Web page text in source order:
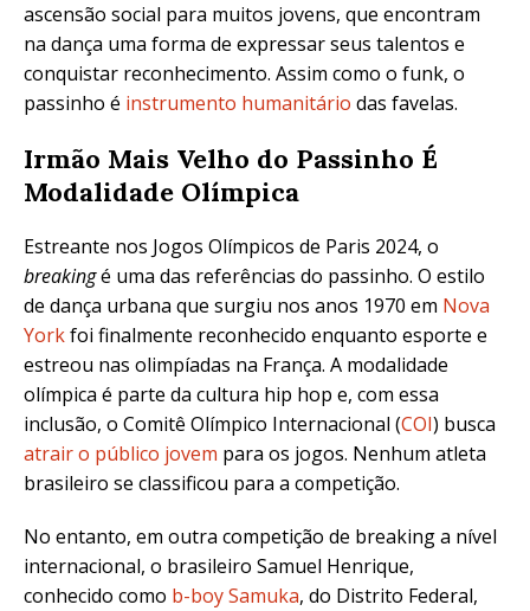
ascensão social para muitos jovens, que encontram
na dança uma forma de expressar seus talentos e
conquistar reconhecimento. Assim como o funk, o
passinho é instrumento humanitário das favelas.
Irmão Mais Velho do Passinho É
Modalidade Olímpica
Estreante nos Jogos Olímpicos de Paris 2024, o
breakingé uma das referências do passinho. O estilo
de dança urbana que surgiu nos anos 1970 em Nova
Yorkfoi finalmente reconhecido enquanto esporte e
estreou nas olimpíadas na França. A modalidade
olímpica é parte da cultura hip hop e, com essa
inclusão, o Comitê Olímpico Internacional (COI) busca
atrair o público jovem para os jogos. Nenhum atleta
brasileiro se classificou para a competição.
No entanto, em outra competição de breaking a nível
internacional, o brasileiro Samuel Henrique,
conhecido como b-boy Samuka, do Distrito Federal,